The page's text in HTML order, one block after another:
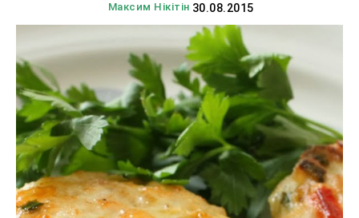
Максим Нікітін 30.08.2015